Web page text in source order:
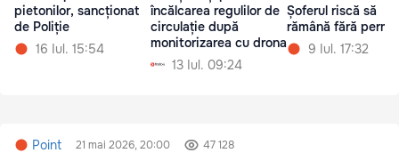
pietonilor, sancționat
de Poliție
16 Iul. 15:54
încălcarea regulilor de
circulație după
monitorizarea cu drona
13 Iul. 09:24
Șoferul riscă să
rămână fără
9 Iul. 17:32
Point 21 mai 2026, 20:00 47 128